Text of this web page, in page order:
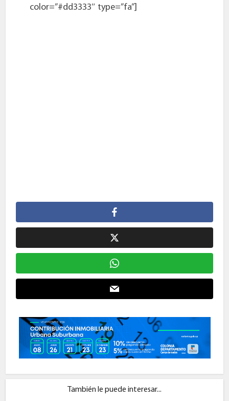
color=”#dd3333″ type=”fa”]
También le puede interesar...